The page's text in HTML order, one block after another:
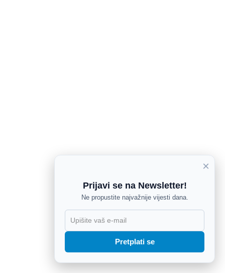
×
Prijavi se na Newsletter!
Ne propustite najvažnije vijesti dana.
Pretplati se